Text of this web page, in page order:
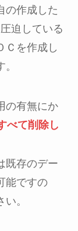
の作成した
迫している
Ｃを作成し
の有無にか
べて削除し
既存のデー
能ですの
。